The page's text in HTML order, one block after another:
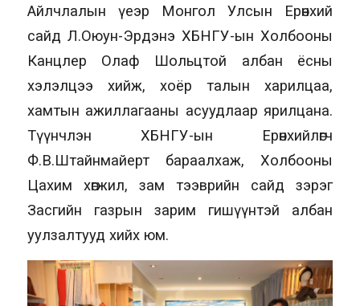
Айлчлалын үеэр Монгол Улсын Ерөнхий
сайд Л.Оюун-Эрдэнэ ХБНГУ-ын Холбооны
Канцлер Олаф Шольцтой албан ёсны
хэлэлцээ хийж, хоёр талын харилцаа,
хамтын ажиллагааны асуудлаар ярилцана.
Түүнчлэн ХБНГУ-ын Ерөнхийлөгч
Ф.В.Штайнмайерт бараалхаж, Холбооны
Цахим хөгжил, зам тээврийн сайд зэрэг
Засгийн газрын зарим гишүүнтэй албан
уулзалтууд хийх юм.